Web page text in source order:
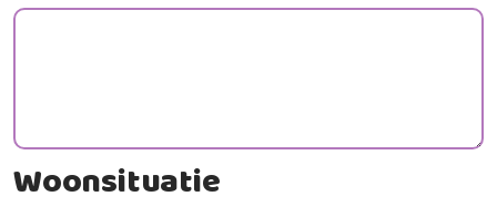
Woonsituatie